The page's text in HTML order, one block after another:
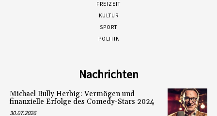
FREIZEIT
KULTUR
SPORT
POLITIK
Nachrichten
Michael Bully Herbig: Vermögen und
finanzielle Erfolge des Comedy-Stars 2024
30.07.2026